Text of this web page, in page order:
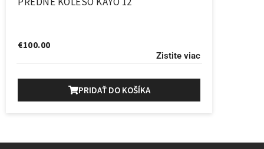
€100.00
Zistite viac
PRIDAŤ DO KOŠÍKA